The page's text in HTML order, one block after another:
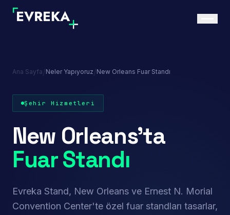
Ana Sayfa Neler Yapıyoruz New Orleans Fuar Standı
Şehir Hizmetleri
New Orleans'ta
Fuar Standı
Evreka Stand, New Orleans ve Ernest N. Morial
Convention Center'te özel fuar standları tasarlar,